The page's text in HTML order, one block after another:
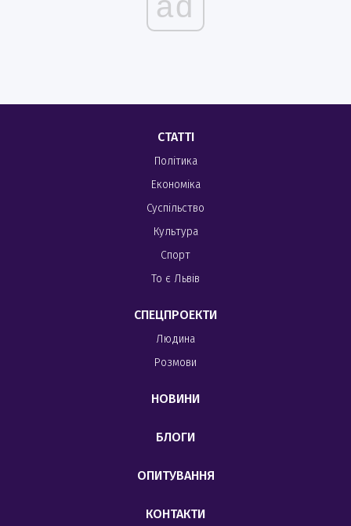
СТАТТІ
Політика
Економіка
Суспільство
Культура
Спорт
То є Львів
СПЕЦПРОЕКТИ
Людина
Розмови
НОВИНИ
БЛОГИ
ОПИТУВАННЯ
КОНТАКТИ